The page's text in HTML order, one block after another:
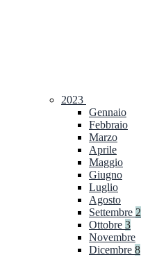
2023
Gennaio
Febbraio
Marzo
Aprile
Maggio
Giugno
Luglio
Agosto
Settembre 2
Ottobre 3
Novembre
Dicembre 8